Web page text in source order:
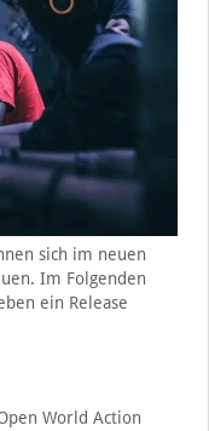
sich im neuen
Im Folgenden
ein Release
World Action